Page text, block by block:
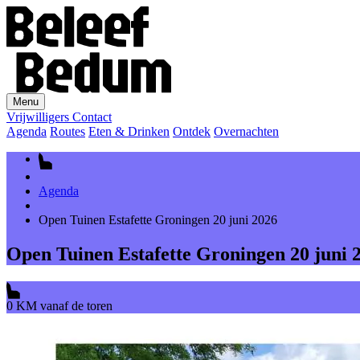
Menu
Vrijwilligers Contact
Agenda Routes Eten & Drinken Ontdek Overnachten
Agenda
Open Tuinen Estafette Groningen 20 juni 2026
Open Tuinen Estafette Groningen 20 juni
0 KM vanaf de toren